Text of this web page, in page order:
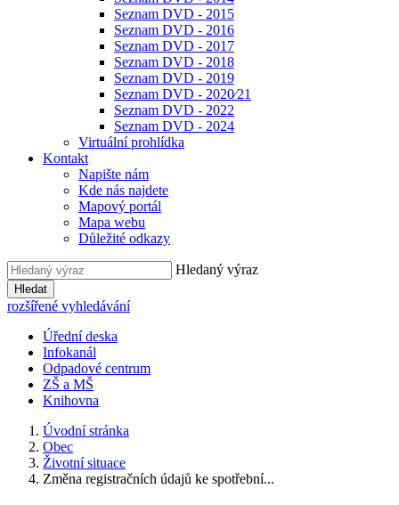
Seznam DVD - 2015
Seznam DVD - 2016
Seznam DVD - 2017
Seznam DVD - 2018
Seznam DVD - 2019
Seznam DVD - 2020⁄21
Seznam DVD - 2022
Seznam DVD - 2024
Virtuální prohlídka
Kontakt
Napište nám
Kde nás najdete
Mapový portál
Mapa webu
Důležité odkazy
Hledaný výraz
Hledat
rozšířené vyhledávání
Úřední deska
Infokanál
Odpadové centrum
ZŠ a MŠ
Knihovna
Úvodní stránka
Obec
Životní situace
Změna registračních údajů ke spotřební...